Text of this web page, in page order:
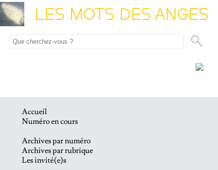
Accueil
Numéro en cours
Archives par numéro
Archives par rubrique
Les invité(e)s